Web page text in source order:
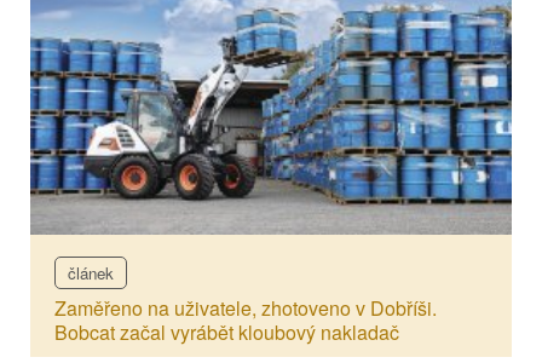
článek
Zaměřeno na uživatele, zhotoveno v Dobříši.
Bobcat začal vyrábět kloubový nakladač